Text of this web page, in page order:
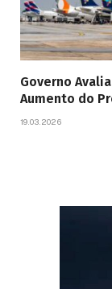
Governo
Aumento do
19.03.2026